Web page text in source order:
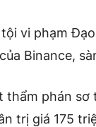
vi phạm
Binance,
thẩm phán
trị giá 175